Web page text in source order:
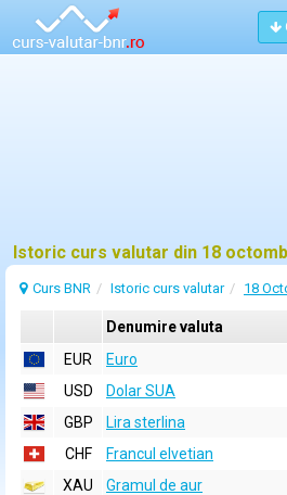
Istoric curs valutar din 18
Curs BNR Istoric curs valutar 18
Denumire valuta
EUR
Euro
USD
Dolar SUA
GBP
Lira sterlina
CHF
Francul elvetian
XAU
Gramul de aur